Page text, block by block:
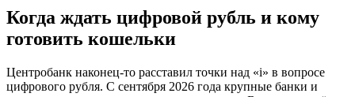
Когда ждать цифровой рубль и кому
готовить кошельки
Центробанк наконец-то расставил точки над «i» в вопросе
цифрового рубля. С сентября 2026 года крупные банки и